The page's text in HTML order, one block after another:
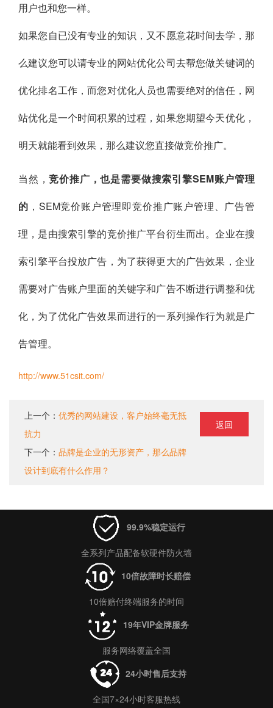
用户也和您一样。
如果您自已没有专业的知识，又不愿意花时间去学，那
么建议您可以请专业的网站优化公司去帮您做关键词的
优化排名工作，而您对优化人员也需要绝对的信任，网
站优化是一个时间积累的过程，如果您期望今天优化，
明天就能看到效果，那么建议您直接做竞价推广。
当然，竞价推广，也是需要做搜索引擎SEM账户管理
的 ，SEM竞价账户管理即竞价推广账户管理、广告管
理，是由搜索引擎的竞价推广平台衍生而出。企业在搜
索引擎平台投放广告，为了获得更大的广告效果，企业
需要对广告账户里面的关键字和广告不断进行调整和优
化，为了优化广告效果而进行的一系列操作行为就是广
告管理。
http://www.51csit.com/
上一个： 优秀的网站建设，客户始终毫无抵
抗力
下一个： 品牌是企业的无形资产，那么品牌
设计到底有什么作用？
返回
99.9%稳定运行
全系列产品配备软硬件防火墙
10倍故障时长赔偿
10倍赔付终端服务的时间
19年VIP金牌服务
服务网络覆盖全国
24小时售后支持
全国7×24小时客服热线